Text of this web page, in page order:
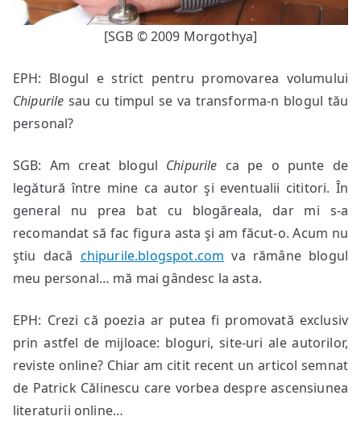
[SGB © 2009 Morgothya]
EPH: Blogul e strict pentru promovarea volumului
Chipurile sau cu timpul se va transforma-n blogul tău
personal?
SGB: Am creat blogul Chipurile ca pe o punte de
legătură între mine ca autor şi eventualii cititori. În
general nu prea bat cu blogăreala, dar mi s-a
recomandat să fac figura asta şi am făcut-o. Acum nu
ştiu dacă chipurile.blogspot.com va rămâne blogul
meu personal… mă mai gândesc la asta.
EPH: Crezi că poezia ar putea fi promovată exclusiv
prin astfel de mijloace: bloguri, site-uri ale autorilor,
reviste online? Chiar am citit recent un articol semnat
de Patrick Călinescu care vorbea despre ascensiunea
literaturii online…